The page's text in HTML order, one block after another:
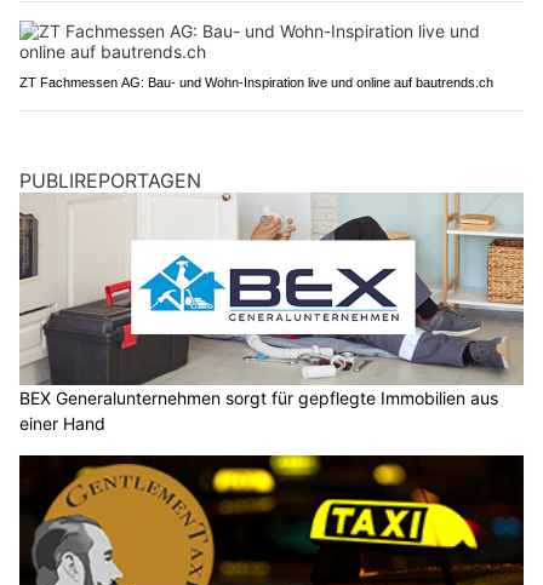
ZT Fachmessen AG: Bau- und Wohn-Inspiration live und online auf bautrends.ch
PUBLIREPORTAGEN
BEX Generalunternehmen sorgt für gepflegte Immobilien aus
einer Hand